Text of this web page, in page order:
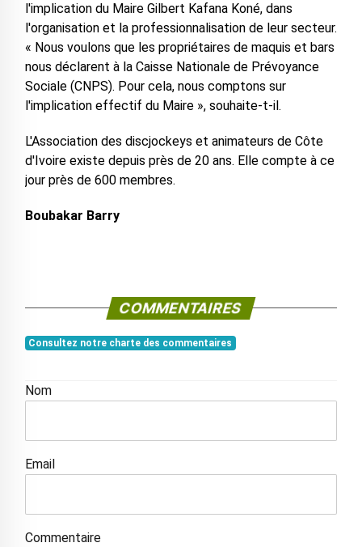
l'implication du Maire Gilbert Kafana Koné, dans
l'organisation et la professionnalisation de leur secteur.
« Nous voulons que les propriétaires de maquis et bars
nous déclarent à la Caisse Nationale de Prévoyance
Sociale (CNPS). Pour cela, nous comptons sur
l'implication effectif du Maire », souhaite-t-il.
L'Association des discjockeys et animateurs de Côte
d'Ivoire existe depuis près de 20 ans. Elle compte à ce
jour près de 600 membres.
Boubakar Barry
COMMENTAIRES
Consultez notre charte des commentaires
Nom
Email
Commentaire